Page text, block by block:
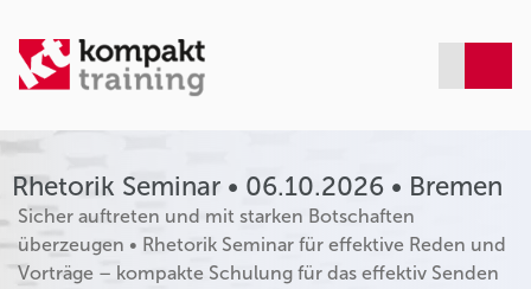
Rhetorik Seminar • 06.10.2026 • Bremen
Sicher auftreten und mit starken Botschaften
überzeugen • Rhetorik Seminar für effektive Reden und
Vorträge – kompakte Schulung für das effektiv Senden